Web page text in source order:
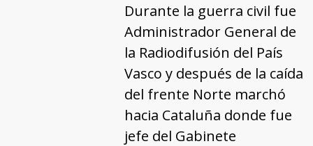
Durante la guerra civil fue
Administrador General de
la Radiodifusión del País
Vasco y después de la caída
del frente Norte marchó
hacia Cataluña donde fue
jefe del Gabinete